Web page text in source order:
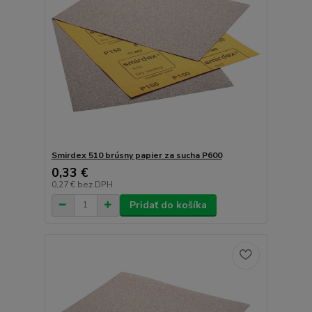
Smirdex 510 brúsny papier za sucha P600
0,33 €
0,27 € bez DPH
Pridať do košíka